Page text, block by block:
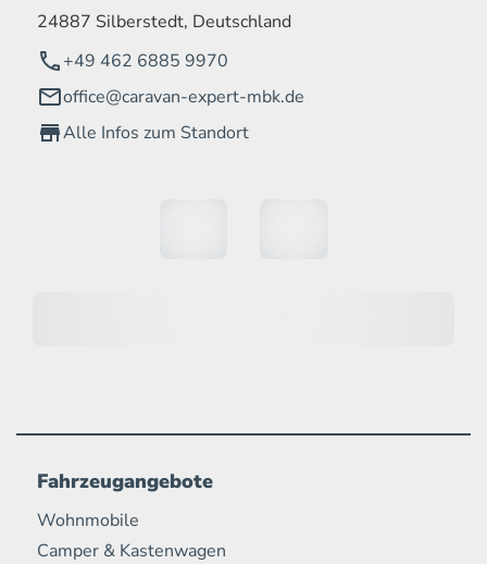
24887 Silberstedt, Deutschland
+49 462 6885 9970
office@caravan-expert-mbk.de
Alle Infos zum Standort
Fahrzeugangebote
Wohnmobile
Camper & Kastenwagen